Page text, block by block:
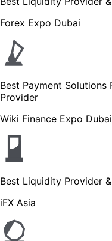
Forex Expo Dubai
Best Payment Solutions
Provider
Wiki Finance Expo Dubai
Best Liquidity Provider
iFX Asia